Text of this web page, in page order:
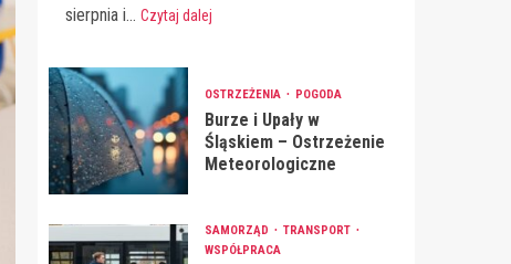
sierpnia i... Czytaj dalej
OSTRZEŻENIA POGODA
Burze i Upały w
Śląskiem – Ostrzeżenie
Meteorologiczne
SAMORZĄD
TRANSPORT
WSPÓŁPRACA